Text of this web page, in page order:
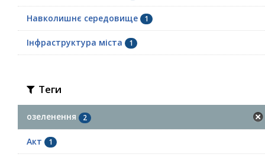
Навколишнє середовище 1
Інфраструктура міста 1
Теги
озеленення 2
Акт 1